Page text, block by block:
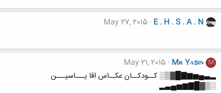
E . H . S . A . N
May 27, 2015
M
Mʀ Yᴀsɪɴ
May 21, 2015
▂▃▄▅▆▇█▓▒░ کــودکــان عکــاس اقا یـــاسیـــن
░▒▓█▇▆▅▄▃▂